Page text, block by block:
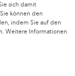
sich damit
können den
indem Sie auf den
Weitere Informationen